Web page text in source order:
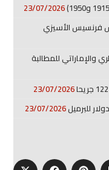
23/07/2026
فرنسيس الأسيزي
للمطالبة
23/07/2026
23/07/2026